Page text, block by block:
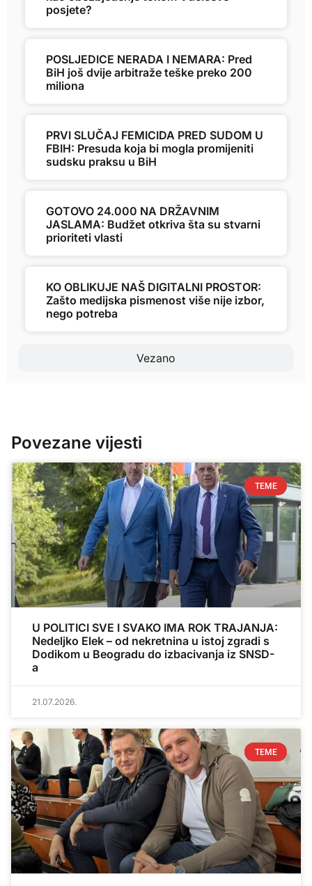
Vezano
posjete?
POSLJEDICE NERADA I NEMARA: Pred
BiH još dvije arbitraže teške preko 200
miliona
PRVI SLUČAJ FEMICIDA PRED SUDOM U
FBIH: Presuda koja bi mogla promijeniti
sudsku praksu u BiH
GOTOVO 24.000 NA DRŽAVNIM
JASLAMA: Budžet otkriva šta su stvarni
prioriteti vlasti
KO OBLIKUJE NAŠ DIGITALNI PROSTOR:
Zašto medijska pismenost više nije izbor,
nego potreba
Povezane vijesti
TEME
U POLITICI SVE I SVAKO IMA ROK TRAJANJA:
Nedeljko Elek – od nekretnina u istoj zgradi s
Dodikom u Beogradu do izbacivanja iz SNSD-
a
21.07.2026.
TEME